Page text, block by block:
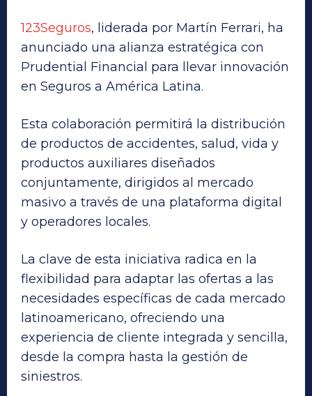
123Seguros, liderada por Martín Ferrari, ha
anunciado una alianza estratégica con
Prudential Financial para llevar innovación
en Seguros a América Latina.
Esta colaboración permitirá la distribución
de productos de accidentes, salud, vida y
productos auxiliares diseñados
conjuntamente, dirigidos al mercado
masivo a través de una plataforma digital
y operadores locales.
La clave de esta iniciativa radica en la
flexibilidad para adaptar las ofertas a las
necesidades específicas de cada mercado
latinoamericano, ofreciendo una
experiencia de cliente integrada y sencilla,
desde la compra hasta la gestión de
siniestros.